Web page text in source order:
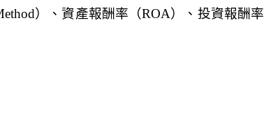
）、資產報酬率（ROA）、投資報酬率